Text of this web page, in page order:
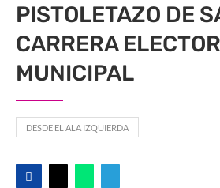
PISTOLETAZO DE
CARRERA
MUNICIPAL
DESDE EL ALA IZQUIERDA